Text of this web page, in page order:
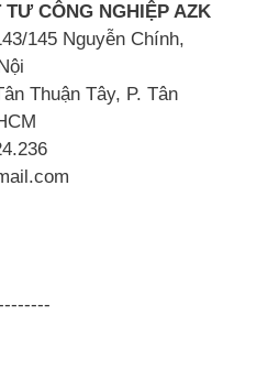
CÔNG NGHIỆP AZK
145 Nguyễn Chính,
Thuận Tây, P. Tân